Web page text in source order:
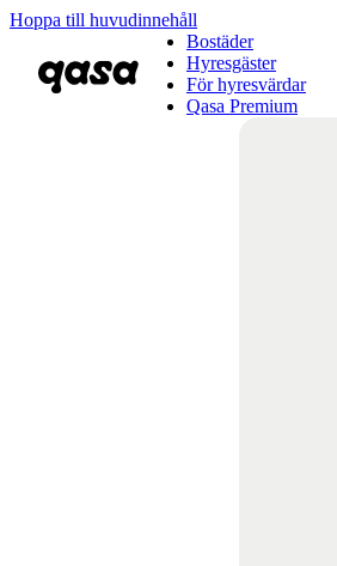
Hoppa till huvudinnehåll
Bostäder
Hyresgäster
För hyresvärdar
Qasa Premium